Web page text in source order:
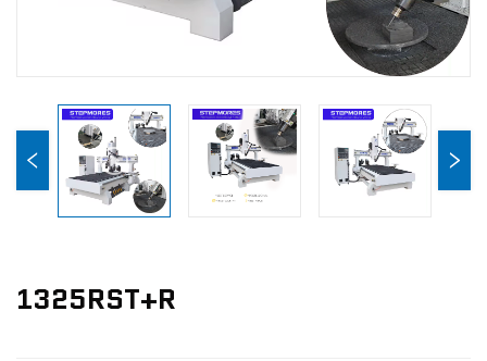
Skontaktuj Się Z Nami
1325RST+R